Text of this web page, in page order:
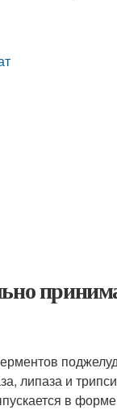
липаза и
в форме